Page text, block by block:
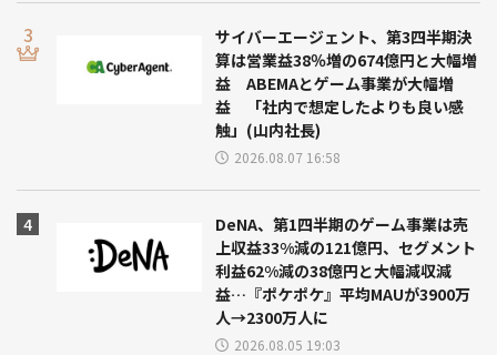
サイバーエージェント、第3四半期決
算は営業益38％増の674億円と大幅増
益 ABEMAとゲーム事業が大幅増
益 「社内で想定したよりも良い感
触」(山内社長)
2026.08.07 16:58
DeNA、第1四半期のゲーム事業は売
上収益33%減の121億円、セグメント
利益62%減の38億円と大幅減収減
益…『ポケポケ』平均MAUが3900万
人→2300万人に
2026.08.05 19:03